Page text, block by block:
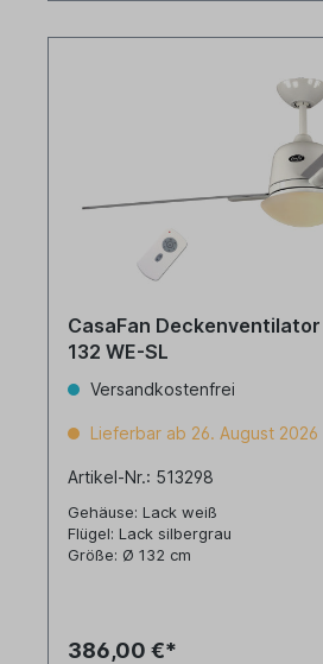
CasaFan
132 WE-SL
Versandkostenfrei
Lieferbar ab 26. August 2026
Artikel-Nr.: 513298
Gehäuse: Lack weiß
Flügel: Lack silbergrau
Größe: Ø 132 cm
386,00 €*